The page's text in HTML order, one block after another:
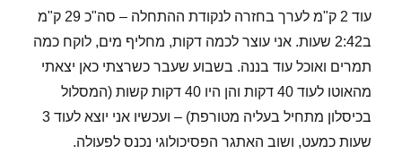
עוד 2 ק"מ לערך בחזרה לנקודת ההתחלה – סה"כ 29 ק"מ
ב2:42 שעות. אני עוצר לכמה דקות, מחליף מים, לוקח כמה
תמרים ואוכל עוד בננה. בשבוע שעבר כשרצתי כאן יצאתי
מהאוטו לעוד 40 דקות והן היו 40 דקות קשות (המסלול
בכיסלון מתחיל בעליה מטורפת) – ועכשיו אני יוצא לעוד 3
שעות כמעט, ושוב האתגר הפסיכולוגי נכנס לפעולה.